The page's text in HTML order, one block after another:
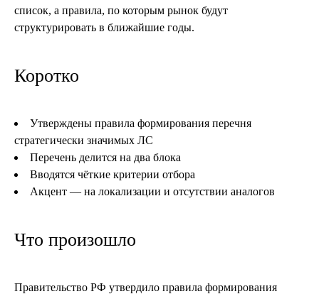
список, а правила, по которым рынок будут
структурировать в ближайшие годы.
Коротко
Утверждены правила формирования перечня
стратегически значимых ЛС
Перечень делится на два блока
Вводятся чёткие критерии отбора
Акцент — на локализации и отсутствии аналогов
Что произошло
Правительство РФ утвердило правила формирования